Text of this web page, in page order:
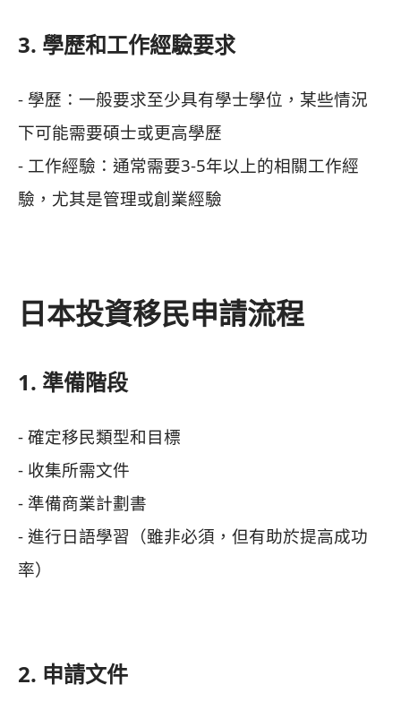
3. 學歷和工作經驗要求
- 學歷：一般要求至少具有學士學位，某些情況
下可能需要碩士或更高學歷
- 工作經驗：通常需要3-5年以上的相關工作經
驗，尤其是管理或創業經驗
日本投資移民申請流程
1. 準備階段
- 確定移民類型和目標
- 收集所需文件
- 準備商業計劃書
- 進行日語學習（雖非必須，但有助於提高成功
率）
2. 申請文件